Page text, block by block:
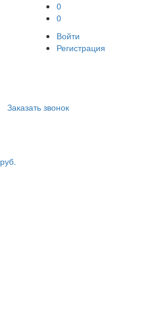
0
0
Войти
Регистрация
Заказать звонок
руб.